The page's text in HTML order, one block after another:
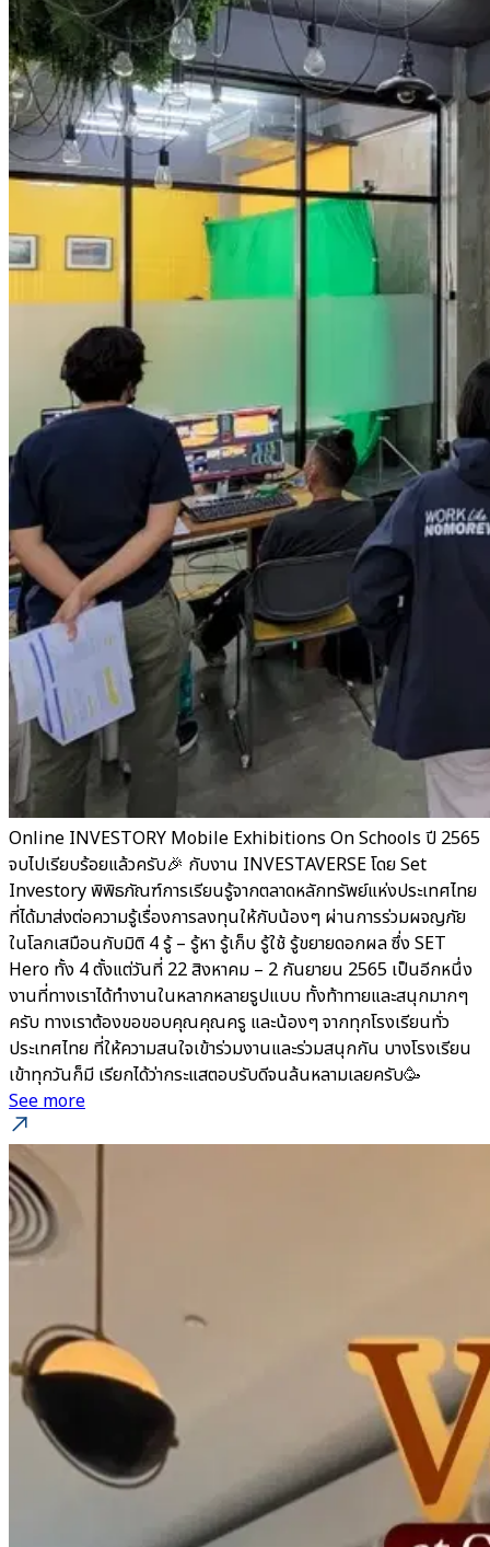
Online INVESTORY Mobile Exhibitions On Schools ปี 2565
จบไปเรียบร้อยแล้วครับ🎉 กับงาน INVESTAVERSE โดย Set
Investory พิพิธภัณฑ์การเรียนรู้จากตลาดหลักทรัพย์แห่งประเทศไทย
ที่ได้มาส่งต่อความรู้เรื่องการลงทุนให้กับน้องๆ ผ่านการร่วมผจญภัย
ในโลกเสมือนกับมิติ 4 รู้ – รู้หา รู้เก็บ รู้ใช้ รู้ขยายดอกผล ซึ่ง SET
Hero ทั้ง 4 ตั้งแต่วันที่ 22 สิงหาคม – 2 กันยายน 2565 เป็นอีกหนึ่ง
งานที่ทางเราได้ทำงานในหลากหลายรูปแบบ ทั้งท้าทายและสนุกมากๆ
ครับ ทางเราต้องขอขอบคุณคุณครู และน้องๆ จากทุกโรงเรียนทั่ว
ประเทศไทย ที่ให้ความสนใจเข้าร่วมงานและร่วมสนุกกัน บางโรงเรียน
เข้าทุกวันก็มี เรียกได้ว่ากระแสตอบรับดีจนล้นหลามเลยครับ🥳
See more